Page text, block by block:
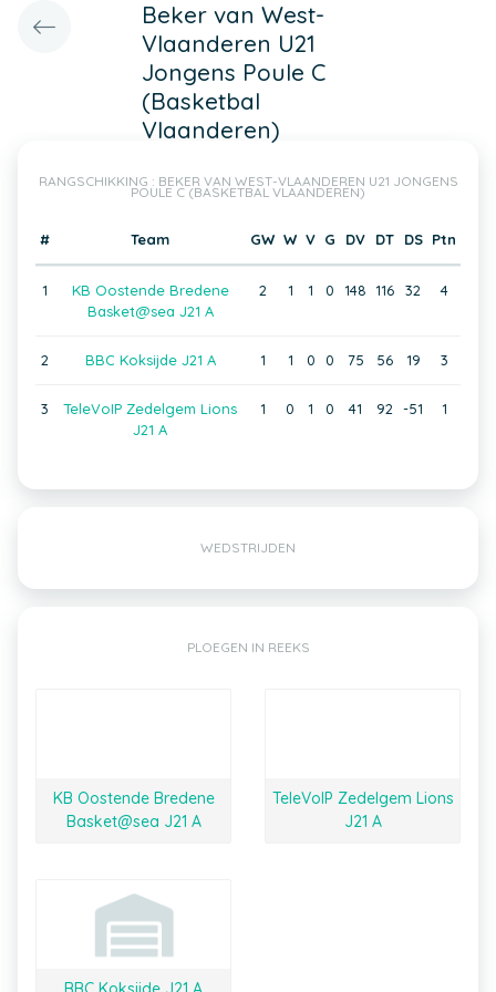
Beker van West-
Vlaanderen U21
Jongens Poule C
(Basketbal
Vlaanderen)
RANGSCHIKKING : BEKER VAN WEST-VLAANDEREN U21 JONGENS
POULE C (BASKETBAL VLAANDEREN)
# Team GW W V G DV DT DS Ptn
1
KB Oostende Bredene
Basket@sea J21 A
2 1 1 0 148 116 32 4
2 BBC Koksijde J21 A 1 1 0 0 75 56 19 3
3
TeleVoIP Zedelgem Lions
J21 A
1 0 1 0 41 92 -51 1
WEDSTRIJDEN
PLOEGEN IN REEKS
KB Oostende Bredene
Basket@sea J21 A
TeleVoIP Zedelgem Lions
J21 A